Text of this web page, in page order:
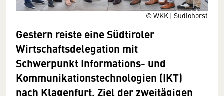
© WKK | Sudiohorst
Gestern reiste eine Südtiroler
Wirtschaftsdelegation mit
Schwerpunkt Informations- und
Kommunikationstechnologien (IKT)
nach Klagenfurt. Ziel der zweitägigen